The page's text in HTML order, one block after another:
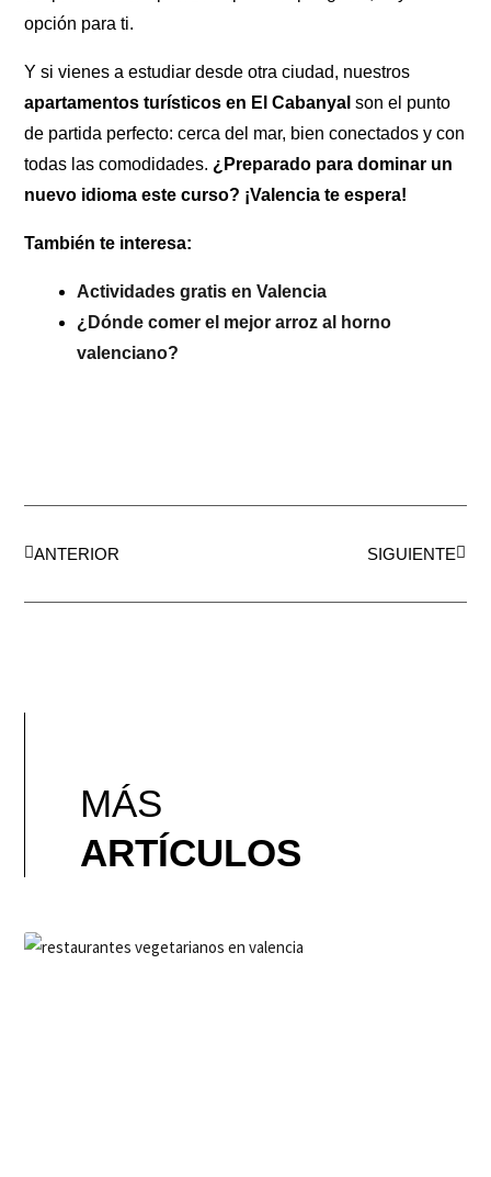
opción para ti.
Y si vienes a estudiar desde otra ciudad, nuestros
apartamentos turísticos en El Cabanyal son el punto
de partida perfecto: cerca del mar, bien conectados y con
todas las comodidades. ¿Preparado para dominar un
nuevo idioma este curso? ¡Valencia te espera!
También te interesa:
Actividades gratis en Valencia
¿Dónde comer el mejor arroz al horno
valenciano?
ANTERIOR SIGUIENTE
MÁS
ARTÍCULOS